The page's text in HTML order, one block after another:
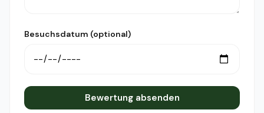
Besuchsdatum (optional)
Bewertung absenden